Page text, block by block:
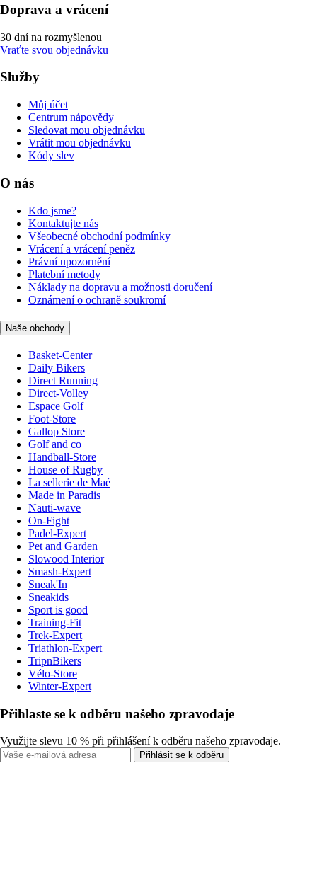
Doprava a vrácení
30 dní na rozmyšlenou
Vraťte svou objednávku
Služby
Můj účet
Centrum nápovědy
Sledovat mou objednávku
Vrátit mou objednávku
Kódy slev
O nás
Kdo jsme?
Kontaktujte nás
Všeobecné obchodní podmínky
Vrácení a vrácení peněz
Právní upozornění
Platební metody
Náklady na dopravu a možnosti doručení
Oznámení o ochraně soukromí
Naše obchody
Basket-Center
Daily Bikers
Direct Running
Direct-Volley
Espace Golf
Foot-Store
Gallop Store
Golf and co
Handball-Store
House of Rugby
La sellerie de Maé
Made in Paradis
Nauti-wave
On-Fight
Padel-Expert
Pet and Garden
Slowood Interior
Smash-Expert
Sneak'In
Sneakids
Sport is good
Training-Fit
Trek-Expert
Triathlon-Expert
TripnBikers
Vélo-Store
Winter-Expert
Přihlaste se k odběru našeho zpravodaje
Využijte slevu 10 % při přihlášení k odběru našeho zpravodaje.
Přihlásit se k odběru